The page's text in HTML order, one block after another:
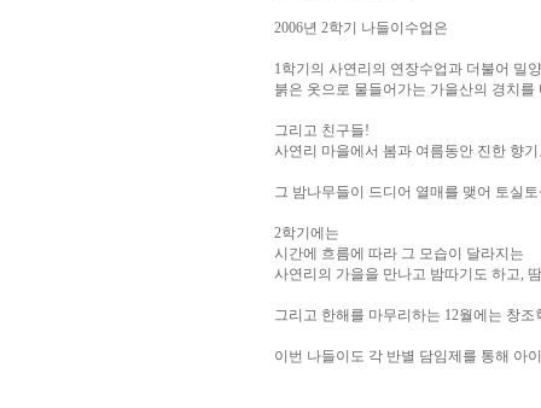
2006년 2학기 나들이수업은
1학기의 사연리의 연장수업과 더불어 밀
붉은 옷으로 물들어가는 가을산의 경치
그리고 친구들!
사연리 마을에서 봄과 여름동안 진한 향
그 밤나무들이 드디어 열매를 맺어 토실
2학기에는
시간에 흐름에 따라 그 모습이 달라지는
사연리의 가을을 만나고 밤따기도 하고,
그리고 한해를 마무리하는 12월에는 창
이번 나들이도 각 반별 담임제를 통해 아